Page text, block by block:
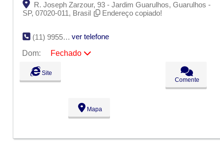
R. Joseph Zarzour, 93 - Jardim Guarulhos, Guarulhos -
SP, 07020-011, Brasil
Endereço copiado!
(11) 99552-3044
ver telefone
Dom:
Fechado
Seg:
Ter:
Qua:
09:00 - 18:00
09:00 - 18:00
Fechado
Fechado
Site
Comente
Mapa